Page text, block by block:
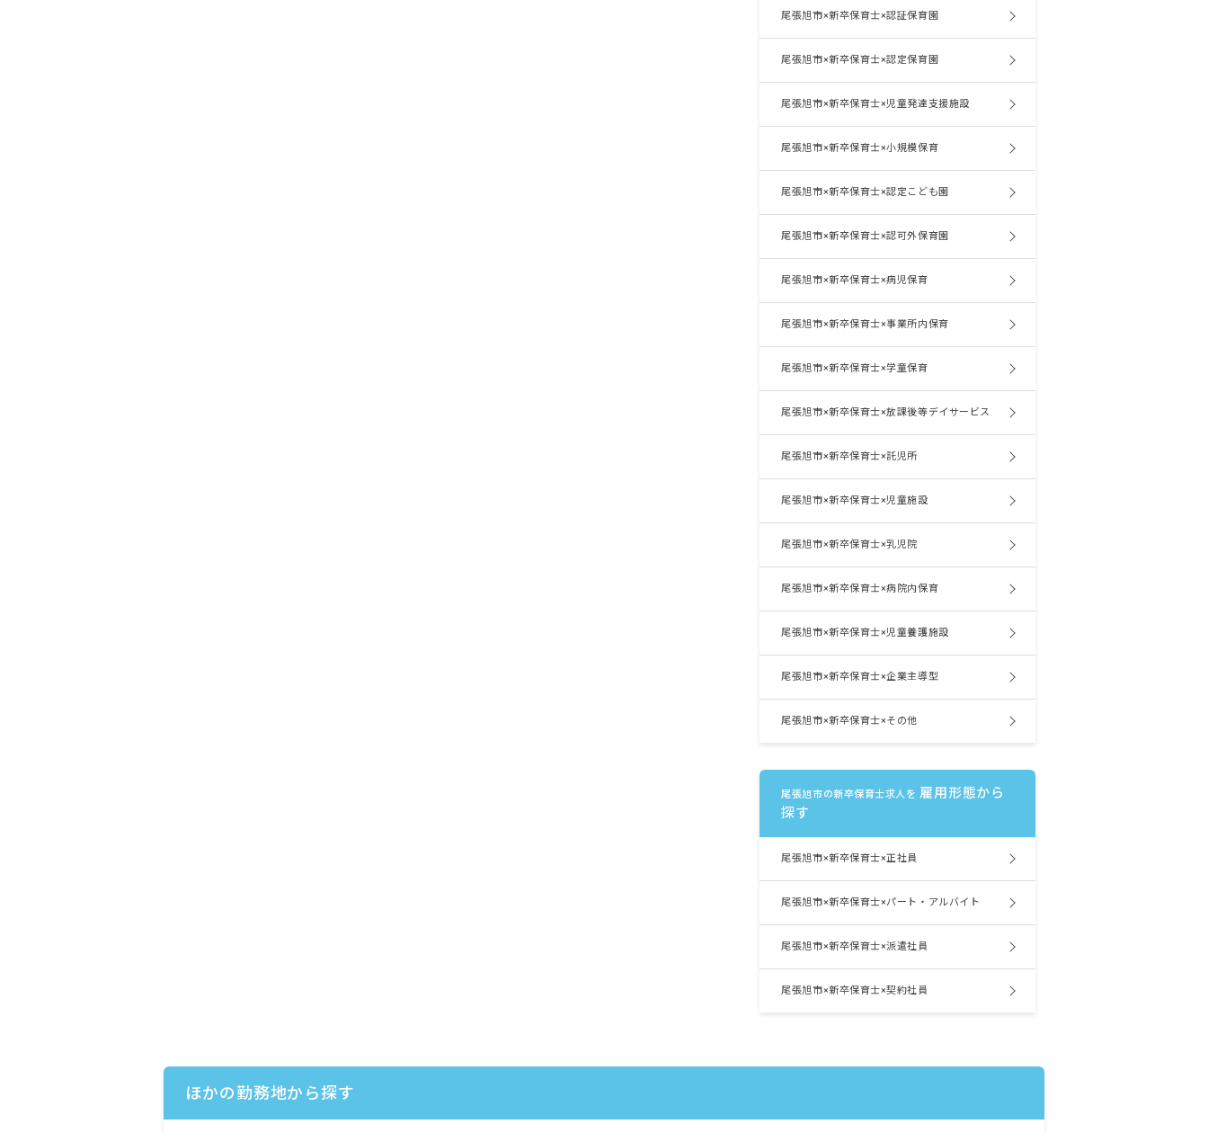
尾張旭市×新卒保育士×認証保育園
尾張旭市×新卒保育士×認定保育園
尾張旭市×新卒保育士×児童発達支援施設
尾張旭市×新卒保育士×小規模保育
尾張旭市×新卒保育士×認定こども園
尾張旭市×新卒保育士×認可外保育園
尾張旭市×新卒保育士×病児保育
尾張旭市×新卒保育士×事業所内保育
尾張旭市×新卒保育士×学童保育
尾張旭市×新卒保育士×放課後等デイサービス
尾張旭市×新卒保育士×託児所
尾張旭市×新卒保育士×児童施設
尾張旭市×新卒保育士×乳児院
尾張旭市×新卒保育士×病院内保育
尾張旭市×新卒保育士×児童養護施設
尾張旭市×新卒保育士×企業主導型
尾張旭市×新卒保育士×その他
尾張旭市の新卒保育士求人を 雇用形態から
探す
尾張旭市×新卒保育士×正社員
尾張旭市×新卒保育士×パート・アルバイト
尾張旭市×新卒保育士×派遣社員
尾張旭市×新卒保育士×契約社員
ほかの勤務地から探す